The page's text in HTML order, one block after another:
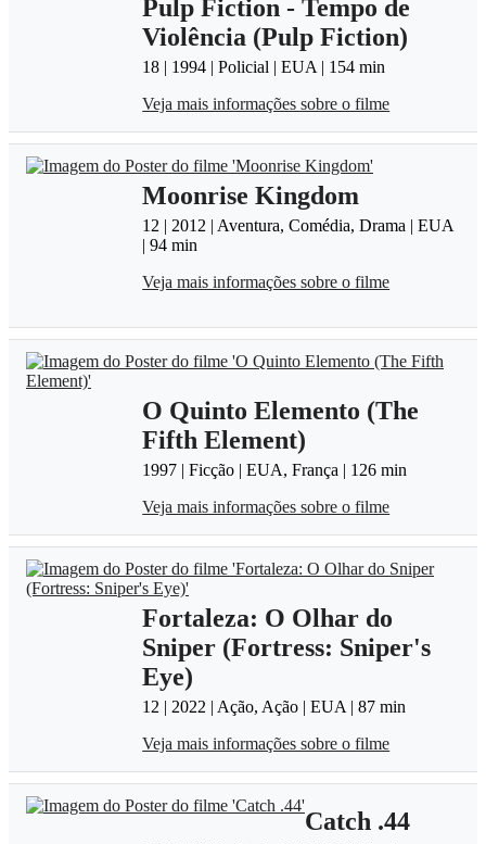
Pulp Fiction - Tempo de
Violência (Pulp Fiction)
18 | 1994 | Policial | EUA | 154 min
Veja mais informações sobre o filme
Moonrise Kingdom
12 | 2012 | Aventura, Comédia, Drama | EUA
| 94 min
Veja mais informações sobre o filme
O Quinto Elemento (The
Fifth Element)
1997 | Ficção | EUA, França | 126 min
Veja mais informações sobre o filme
Fortaleza: O Olhar do
Sniper (Fortress: Sniper's
Eye)
12 | 2022 | Ação, Ação | EUA | 87 min
Veja mais informações sobre o filme
Catch .44